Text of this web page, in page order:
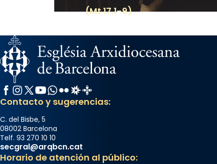
(Mt 17,1-9)
Facebook
Instagram
X / Twitter
YouTube
WhatsApp
FlickrRadio Estel
Catalunya Cristiana
Contacto y sugerencias:
C. del Bisbe, 5
08002 Barcelona
Telf. 93 270 10 10
secgral@arqbcn.cat
Horario de atención al público: